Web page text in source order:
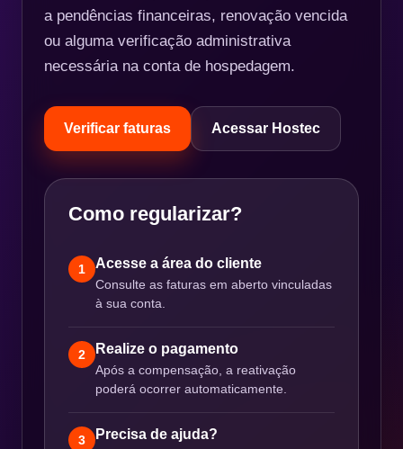
a pendências financeiras, renovação vencida
ou alguma verificação administrativa
necessária na conta de hospedagem.
Verificar faturas Acessar Hostec
Como regularizar?
1 Acesse a área do cliente
Consulte as faturas em aberto vinculadas
à sua conta.
2 Realize o pagamento
Após a compensação, a reativação
poderá ocorrer automaticamente.
3 Precisa de ajuda?